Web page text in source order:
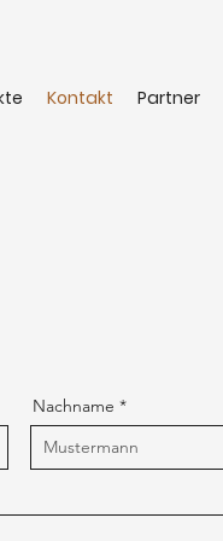
Kontakt Partner
Nachname